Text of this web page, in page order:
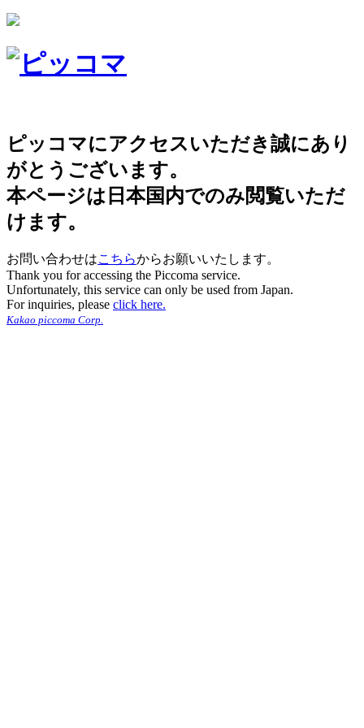
ピッコマにアクセスいただき誠にあり
がとうございます。
本ページは日本国内でのみ閲覧いただ
けます。
お問い合わせはこちらからお願いいたします。
Thank you for accessing the Piccoma service.
Unfortunately, this service can only be used from Japan.
For inquiries, please click here.
Kakao piccoma Corp.